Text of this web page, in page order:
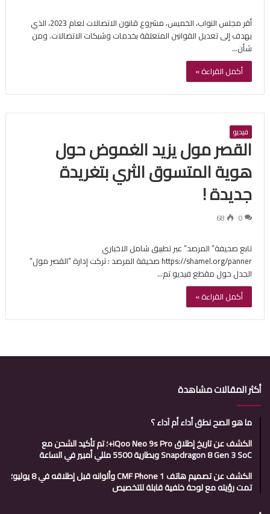
أقر مجلس النواب، الخميس، مشروع قانون الاتصالات لعام 2023، الذي
يهدف إلى تعديل القوانين المتعلقة بخدمات وشبكات الاتصالات. ومن
شأن…
أكمل القراءة »
فيديو
القصر مول يزيد الغموض حول
هوية المتسوق الثري بتغريدة
جديدة !
0
68
تابع صحيفة” المرصد” عبر تطبيق شامل الاخباري
https://shamel.org/panner صحيفة المرصد : تركت إدارة ”القصر مول“
الجدل حول مقطع فيديو تم…
أكمل القراءة »
أكثر المقالات مشاهدة
ما هو الصح نطق أداء أم آداء ؟
الكشف عن تاريخ إطلاق iQoo Neo 9s Pro+؛ تم تأكيد الشحن مع
Snapdragon 8 Gen 3 SoC وبطارية 5500 مللي أمبير في الساعة
الكشف عن تصميم هاتف CMF Phone 1 وألوانه قبل إطلاقه في 8 يوليو؛
تمت رؤيته مع لوحة خلفية قابلة للتخصيص